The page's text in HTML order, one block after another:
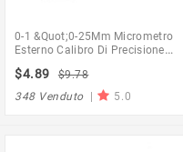
0-1 &Quot;0-25Mm Micrometro
Esterno Calibro Di Precisione
Macchinista
$4.89
$9.78
348 Venduto | 5.0